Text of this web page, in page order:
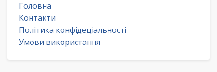
Головна
Контакти
Політика конфідеціальності
Умови використання